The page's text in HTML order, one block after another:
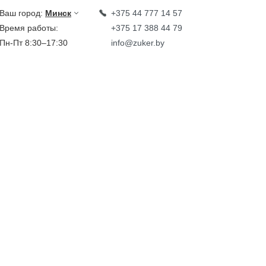
Ваш город: Минск
Время работы:
Пн-Пт 8:30–17:30
+375 44 777 14 57
+375 17 388 44 79
info@zuker.by